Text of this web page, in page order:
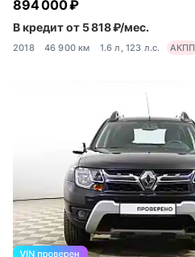
894 000 ₽
В кредит от 5 818 ₽/мес.
2018 46 900 км 1.6 л, 123 л.с. АКПП